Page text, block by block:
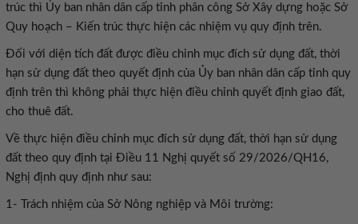
trúc thì Ủy ban nhân dân cấp tỉnh phân công Sở Xây dựng hoặc Sở
Quy hoạch – Kiến trúc thực hiện các nhiệm vụ quy định trên.
Đối với diện tích đất được điều chỉnh mục đích sử dụng đất, thời
hạn sử dụng đất theo quyết định của Ủy ban nhân dân cấp tỉnh quy
định trên thì không phải thực hiện điều chỉnh quyết định giao đất,
cho thuê đất.
Về thực hiện điều chỉnh mục đích sử dụng đất, thời hạn sử dụng
đất theo quy định tại Điều 11 Nghị quyết số 29/2026/QH16,
Nghị định quy định như sau:
1- Trách nhiệm của Sở Nông nghiệp và Môi trường: